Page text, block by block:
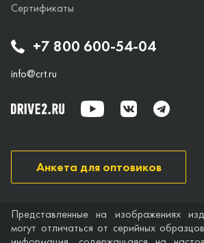
+7 800 600-54-04
info@crt.ru
Сертификаты
Анкета для оптовиков
Представленные на изображениях
могут отличаться от серийных